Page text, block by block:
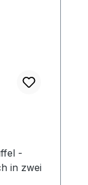
-
in zwei